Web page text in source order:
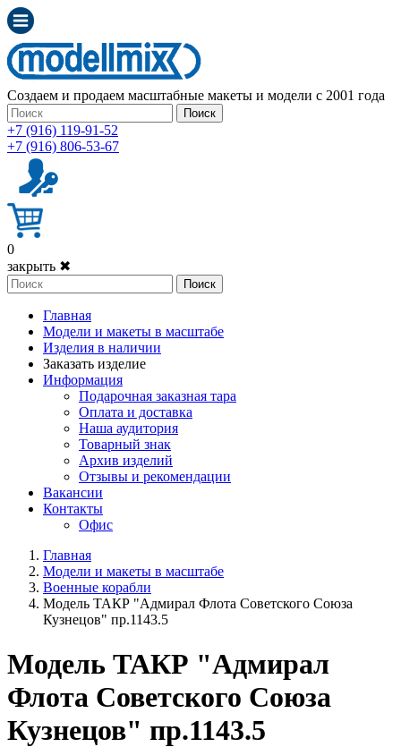
Создаем и продаем масштабные макеты и модели с 2001 года
Поиск
+7 (916) 119-91-52
+7 (916) 806-53-67
0
закрыть ✖
Поиск
Главная
Модели и макеты в масштабе
Изделия в наличии
Заказать изделие
Информация
Подарочная заказная тара
Оплата и доставка
Наша аудитория
Товарный знак
Архив изделий
Отзывы и рекомендации
Вакансии
Контакты
Офис
Главная
Модели и макеты в масштабе
Военные корабли
Модель ТАКР "Адмирал Флота Советского Союза
Кузнецов" пр.1143.5
Модель ТАКР "Адмирал
Флота Советского Союза
Кузнецов" пр.1143.5